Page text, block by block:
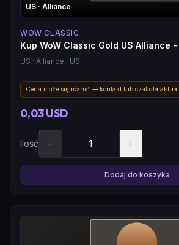
US · Alliance
WOW CLASSIC
Kup WoW Classic Gold US Alliance -
US · Alliance · US
Cena może się różnić — kontakt lub czat dla
0,03 USD
Ilość − +
Dodaj do koszyka